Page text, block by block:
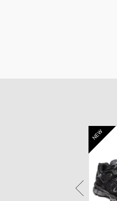
NEW